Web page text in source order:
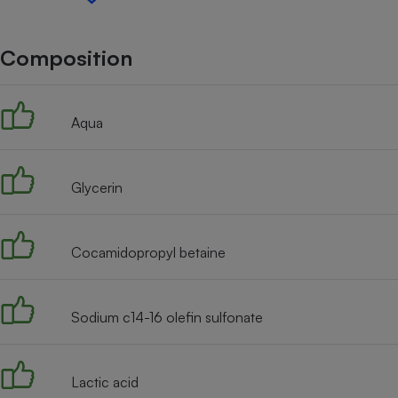
Composition
Aqua
Glycerin
Cocamidopropyl betaine
Sodium c14-16 olefin sulfonate
Lactic acid
Petit électroménager